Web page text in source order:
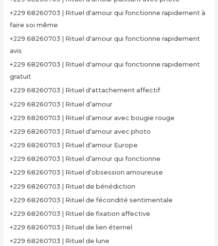
+229 68260703 | Rituel d'amour qui fonctionne rapidement à
faire soi même
+229 68260703 | Rituel d'amour qui fonctionne rapidement
avis
+229 68260703 | Rituel d'amour qui fonctionne rapidement
gratuit
+229 68260703 | Rituel d'attachement affectif
+229 68260703 | Rituel d’amour
+229 68260703 | Rituel d’amour avec bougie rouge
+229 68260703 | Rituel d’amour avec photo
+229 68260703 | Rituel d’amour Europe
+229 68260703 | Rituel d’amour qui fonctionne
+229 68260703 | Rituel d’obsession amoureuse
+229 68260703 | Rituel de bénédiction
+229 68260703 | Rituel de fécondité sentimentale
+229 68260703 | Rituel de fixation affective
+229 68260703 | Rituel de lien éternel
+229 68260703 | Rituel de lune